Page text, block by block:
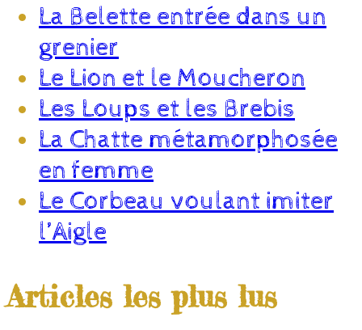
La Belette entrée dans un
grenier
Le Lion et le Moucheron
Les Loups et les Brebis
La Chatte métamorphosée
en femme
Le Corbeau voulant imiter
l’Aigle
Articles les plus lus